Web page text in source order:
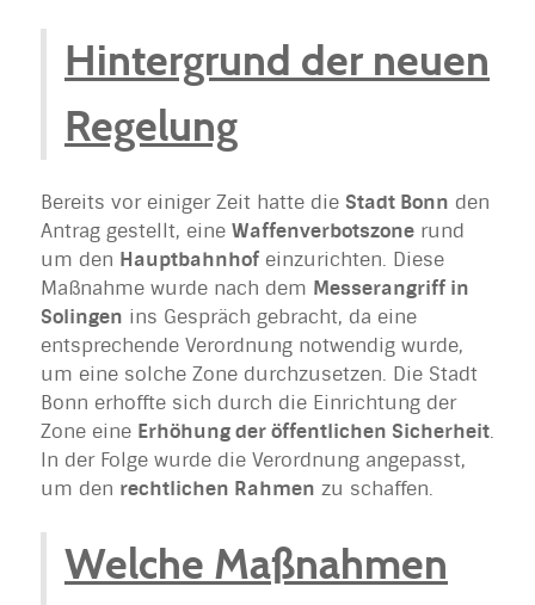
Hintergrund der neuen
Regelung
Bereits vor einiger Zeit hatte die Stadt Bonn den
Antrag gestellt, eine Waffenverbotszone rund
um den Hauptbahnhof einzurichten. Diese
Maßnahme wurde nach dem Messerangriff in
Solingen ins Gespräch gebracht, da eine
entsprechende Verordnung notwendig wurde,
um eine solche Zone durchzusetzen. Die Stadt
Bonn erhoffte sich durch die Einrichtung der
Zone eine Erhöhung der öffentlichen Sicherheit.
In der Folge wurde die Verordnung angepasst,
um den rechtlichen Rahmen zu schaffen.
Welche Maßnahmen